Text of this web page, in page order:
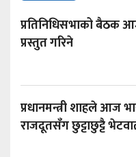
प्रतिनिधिसभाको बैठक
प्रस्तुत गरिने
प्रधानमन्त्री शाहले आज
राजदूतसँग छुट्टाछुट्टै